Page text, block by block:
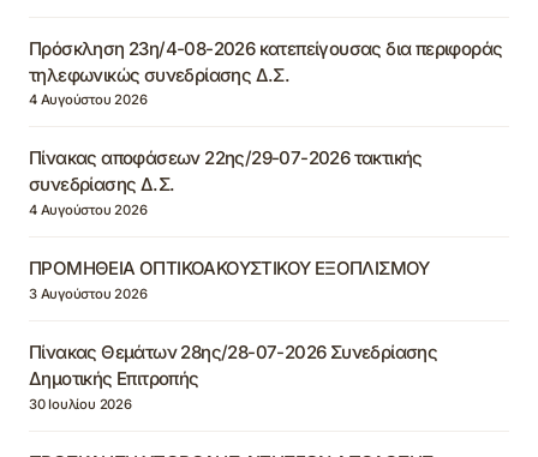
Πρόσκληση 23η/4-08-2026 κατεπείγουσας δια περιφοράς
τηλεφωνικώς συνεδρίασης Δ.Σ.
4 Αυγούστου 2026
Πίνακας αποφάσεων 22ης/29-07-2026 τακτικής
συνεδρίασης Δ.Σ.
4 Αυγούστου 2026
ΠΡΟΜΗΘΕΙΑ ΟΠΤΙΚΟΑΚΟΥΣΤΙΚΟΥ ΕΞΟΠΛΙΣΜΟΥ
3 Αυγούστου 2026
Πίνακας Θεμάτων 28ης/28-07-2026 Συνεδρίασης
Δημοτικής Επιτροπής
30 Ιουλίου 2026